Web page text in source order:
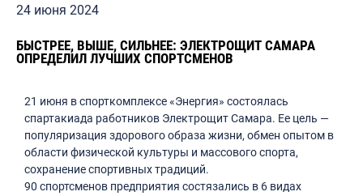
24 июня 2024
БЫСТРЕЕ, ВЫШЕ, СИЛЬНЕЕ: ЭЛЕКТРОЩИТ САМАРА
ОПРЕДЕЛИЛ ЛУЧШИХ СПОРТСМЕНОВ
21 июня в спорткомплексе «Энергия» состоялась
спартакиада работников Электрощит Самара. Ее цель —
популяризация здорового образа жизни, обмен опытом в
области физической культуры и массового спорта,
сохранение спортивных традиций.
90 спортсменов предприятия состязались в 6 видах